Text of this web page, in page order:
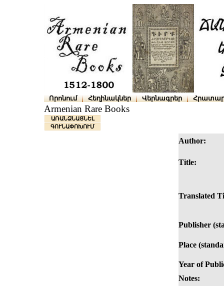
Որոնում Հեղինակներ Վերնագրեր
Armenian Rare Books
ԱՌԱՆՁՆԱՑՆԵԼ
ԳՈՒՆԱՓՈԽՈՒՄ
Author:
Title:
Translated
Publisher
Place
Year of
Notes: